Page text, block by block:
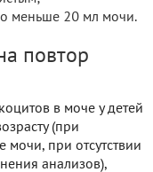
меньше 20 мл мочи.
повтор
в моче у детей
(при
при отсутствии
анализов),